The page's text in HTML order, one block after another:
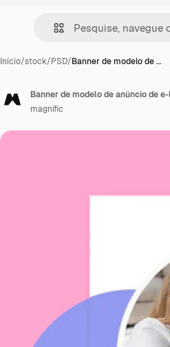
Início/stock/PSD/Banner de modelo de …
Banner de modelo de anúncio de
magnific